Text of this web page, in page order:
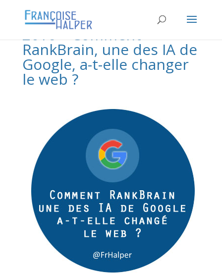
2016 – Comment
RankBrain, une des IA de
Google, a-t-elle changer
le web ?